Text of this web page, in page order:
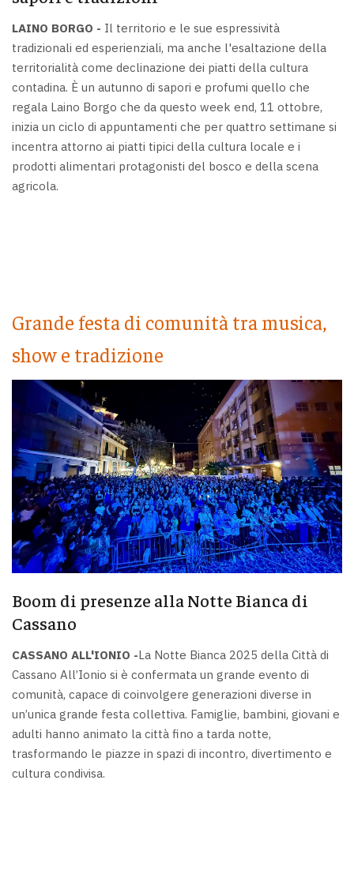
LAINO BORGO - Il territorio e le sue espressività
tradizionali ed esperienziali, ma anche l'esaltazione della
territorialità come declinazione dei piatti della cultura
contadina. È un autunno di sapori e profumi quello che
regala Laino Borgo che da questo week end, 11 ottobre,
inizia un ciclo di appuntamenti che per quattro settimane si
incentra attorno ai piatti tipici della cultura locale e i
prodotti alimentari protagonisti del bosco e della scena
agricola.
Grande festa di comunità tra musica,
show e tradizione
Boom di presenze alla Notte Bianca di
Cassano
CASSANO ALL'IONIO -La Notte Bianca 2025 della Città di
Cassano All’Ionio si è confermata un grande evento di
comunità, capace di coinvolgere generazioni diverse in
un’unica grande festa collettiva. Famiglie, bambini, giovani e
adulti hanno animato la città fino a tarda notte,
trasformando le piazze in spazi di incontro, divertimento e
cultura condivisa.